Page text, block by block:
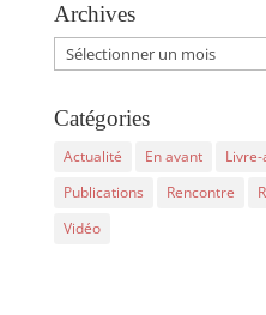
Archives
Archives
Catégories
Actualité En avant
Publications
Rencontre
Vidéo